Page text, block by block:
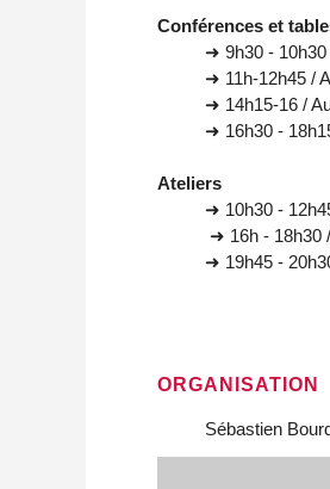
Conférences et
➜ 9h30 - 10h30
➜ 11h-12h45 /
➜ 14h15-16 /
➜ 16h30 -
Ateliers
➜ 10h30 -
➜ 16h - 18h30
➜ 19h45 -
ORGANISATION
Sébastien